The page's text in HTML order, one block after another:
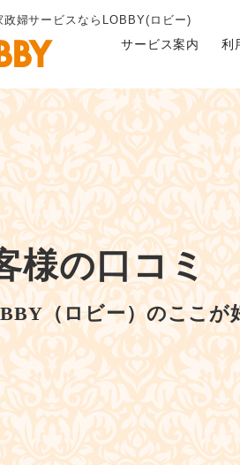
政婦サービスならLOBBY(ロビー)
サービス案内 利
様の口コミ
（ロビー）のここが